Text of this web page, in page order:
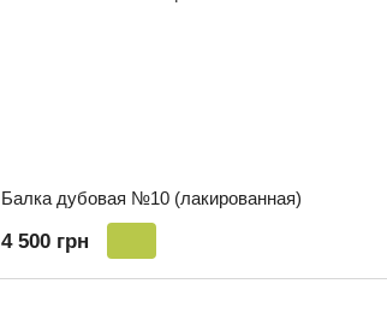
Балка дубовая №10 (лакированная)
4 500 грн